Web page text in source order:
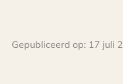
Gepubliceerd op: 17 juli